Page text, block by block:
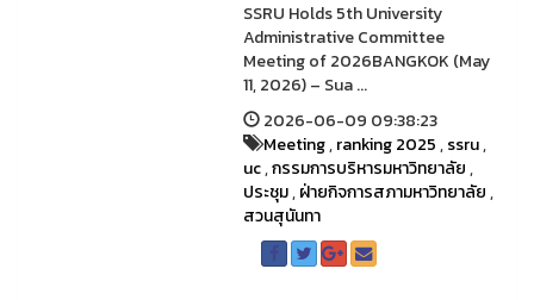
SSRU Holds 5th University
Administrative Committee
Meeting of 2026BANGKOK (May
11, 2026) – Sua ...
2026-06-09 09:38:23
Meeting,ranking 2025,ssru,
uc,กรรมการบริหารมหาวิทยาลัย,
ประชุม,ฝ่ายกิจการสภามหาวิทยาลัย,
สวนสุนันทา